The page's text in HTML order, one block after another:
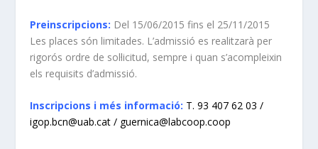
Preinscripcions: Del 15/06/2015 fins el 25/11/2015
Les places són limitades. L’admissió es realitzarà per
rigorós ordre de sol·licitud, sempre i quan s’acompleixin
els requisits d’admissió.
Inscripcions i més informació: T. 93 407 62 03 /
igop.bcn@uab.cat / guernica@labcoop.coop